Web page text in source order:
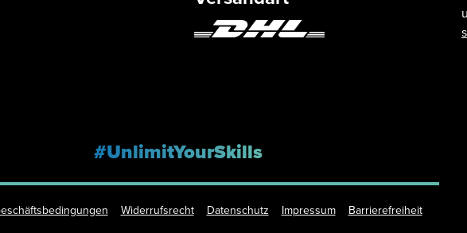
#UnlimitYourSkills
Widerrufsrecht Datenschutz Impressum Barrierefreiheit